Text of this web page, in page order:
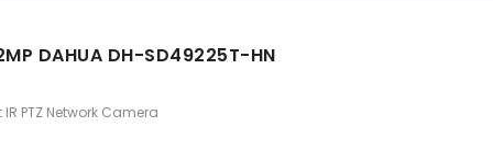
DAHUA DH-SD49225T-HN
IR PTZ Network Camera